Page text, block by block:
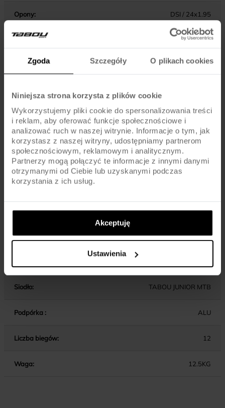
Zgoda Szczegóły O plikach cookies
Niniejsza strona korzysta z plików cookie
Wykorzystujemy pliki cookie do spersonalizowania treści
i reklam, aby oferować funkcje społecznościowe i
analizować ruch w naszej witrynie. Informacje o tym, jak
korzystasz z naszej witryny, udostępniamy partnerom
społecznościowym, reklamowym i analitycznym.
Partnerzy mogą połączyć te informacje z innymi danymi
otrzymanymi od Ciebie lub uzyskanymi podczas
korzystania z ich usług.
Akceptuję
Ustawienia
Opony: DSI / 24x1.95
AV / SCHRADER
Hamulce: V-BRAKE / ALU
Dźwignie hamulca: ALU / JUNIOR TYPE
Pedały : STANDARD
Kierownica:
Chwyty kierownicy: MTB
Wspornik kierownicy: ALU / AHEAD / 40MM
Siodło: TABOU JUNIOR MTB
Podpórka : ALU
Liczba biegów: 12
Waga: 12.5KG